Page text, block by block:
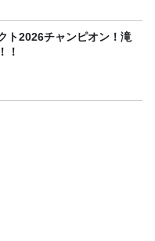
ト2026チャンピオン！滝
！